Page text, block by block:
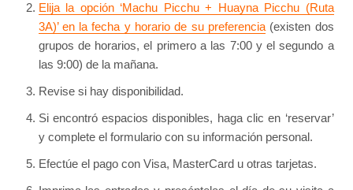
Elija la opción ‘Machu Picchu + Huayna Picchu (Ruta
3A)’ en la fecha y horario de su preferencia (existen dos
grupos de horarios, el primero a las 7:00 y el segundo a
las 9:00) de la mañana.
Revise si hay disponibilidad.
Si encontró espacios disponibles, haga clic en ‘reservar’
y complete el formulario con su información personal.
Efectúe el pago con Visa, MasterCard u otras tarjetas.